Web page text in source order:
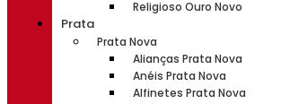
Religioso Ouro Novo
Prata
Prata Nova
Alianças Prata Nova
Anéis Prata Nova
Alfinetes Prata Nova